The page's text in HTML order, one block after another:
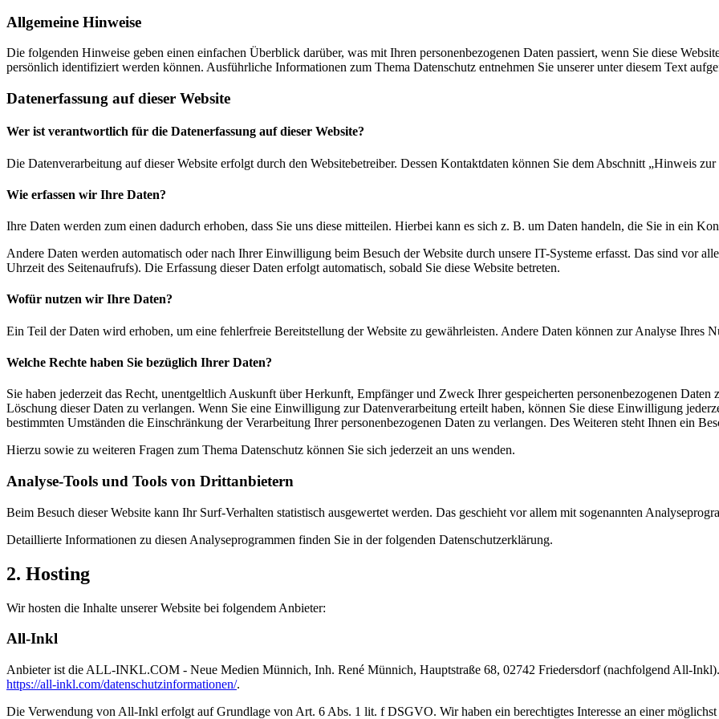
Allgemeine Hinweise
Die folgenden Hinweise geben einen einfachen Überblick darüber, was mit Ihren personenbezogenen Daten passiert, wenn Sie diese
persönlich identifiziert werden können. Ausführliche Informationen zum Thema Datenschutz entnehmen Sie unserer unter diesem Text
Datenerfassung auf dieser Website
Wer ist verantwortlich für die Datenerfassung auf dieser Website?
Die Datenverarbeitung auf dieser Website erfolgt durch den Websitebetreiber. Dessen Kontaktdaten können Sie dem Abschnitt „Hinweis
Wie erfassen wir Ihre Daten?
Ihre Daten werden zum einen dadurch erhoben, dass Sie uns diese mitteilen. Hierbei kann es sich z. B. um Daten handeln, die Sie in ein
Andere Daten werden automatisch oder nach Ihrer Einwilligung beim Besuch der Website durch unsere IT-Systeme erfasst. Das sind vor
Uhrzeit des Seitenaufrufs). Die Erfassung dieser Daten erfolgt automatisch, sobald Sie diese Website betreten.
Wofür nutzen wir Ihre Daten?
Ein Teil der Daten wird erhoben, um eine fehlerfreie Bereitstellung der Website zu gewährleisten. Andere Daten können zur Analyse Ihres
Welche Rechte haben Sie bezüglich Ihrer Daten?
Sie haben jederzeit das Recht, unentgeltlich Auskunft über Herkunft, Empfänger und Zweck Ihrer gespeicherten personenbezogenen
Löschung dieser Daten zu verlangen. Wenn Sie eine Einwilligung zur Datenverarbeitung erteilt haben, können Sie diese Einwilligung
bestimmten Umständen die Einschränkung der Verarbeitung Ihrer personenbezogenen Daten zu verlangen. Des Weiteren steht Ihnen ein
Hierzu sowie zu weiteren Fragen zum Thema Datenschutz können Sie sich jederzeit an uns wenden.
Analyse-Tools und Tools von Dritt­anbietern
Beim Besuch dieser Website kann Ihr Surf-Verhalten statistisch ausgewertet werden. Das geschieht vor allem mit sogenannten
Detaillierte Informationen zu diesen Analyseprogrammen finden Sie in der folgenden Datenschutzerklärung.
2. Hosting
Wir hosten die Inhalte unserer Website bei folgendem Anbieter:
All-Inkl
Anbieter ist die ALL-INKL.COM - Neue Medien Münnich, Inh. René Münnich, Hauptstraße 68, 02742 Friedersdorf (nachfolgend All-
https://all-inkl.com/datenschutzinformationen/.
Die Verwendung von All-Inkl erfolgt auf Grundlage von Art. 6 Abs. 1 lit. f DSGVO. Wir haben ein berechtigtes Interesse an einer möglichst